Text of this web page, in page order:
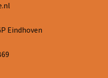
Eindhoven